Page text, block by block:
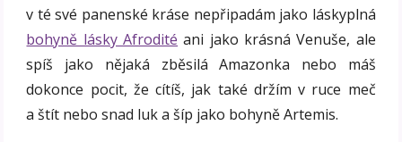
v té své panenské kráse nepřipadám jako láskyplná
bohyně lásky Afrodité ani jako krásná Venuše, ale
spíš jako nějaká zběsilá Amazonka nebo máš
dokonce pocit, že cítíš, jak také držím v ruce meč
a štít nebo snad luk a šíp jako bohyně Artemis.